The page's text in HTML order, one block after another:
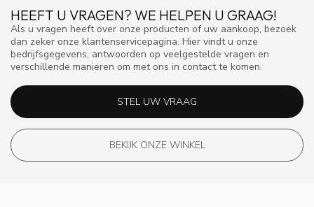
HEEFT U VRAGEN? WE HELPEN U GRAAG!
Als u vragen heeft over onze producten of uw aankoop, bezoek
dan zeker onze klantenservicepagina. Hier vindt u onze
bedrijfsgegevens, antwoorden op veelgestelde vragen en
verschillende manieren om met ons in contact te komen.
STEL UW VRAAG
BEKIJK ONZE WINKEL